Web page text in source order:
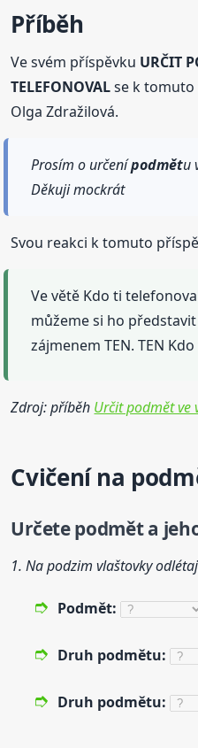
Příběh
Ve svém příspěvku URČIT
TELEFONOVALse k tomuto
Olga Zdražilová.
Prosím o určenípodmětu
Děkuji mockrát
Svou reakci k tomuto
Ve větě Kdo ti
můžeme si ho
zájmenem TEN. TEN
Zdroj: příběh Určit podmět ve
Cvičení na
Určetepodměta
1. Na podzim vlaštovky
Podmět:
Druh podmětu:
Druh podmětu: